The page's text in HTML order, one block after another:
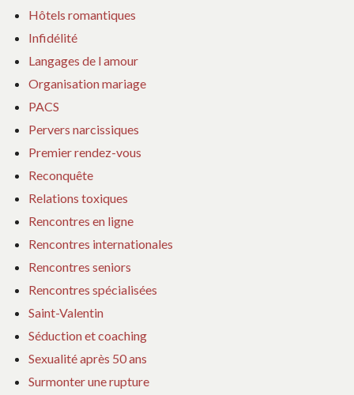
Hôtels romantiques
Infidélité
Langages de l amour
Organisation mariage
PACS
Pervers narcissiques
Premier rendez-vous
Reconquête
Relations toxiques
Rencontres en ligne
Rencontres internationales
Rencontres seniors
Rencontres spécialisées
Saint-Valentin
Séduction et coaching
Sexualité après 50 ans
Surmonter une rupture